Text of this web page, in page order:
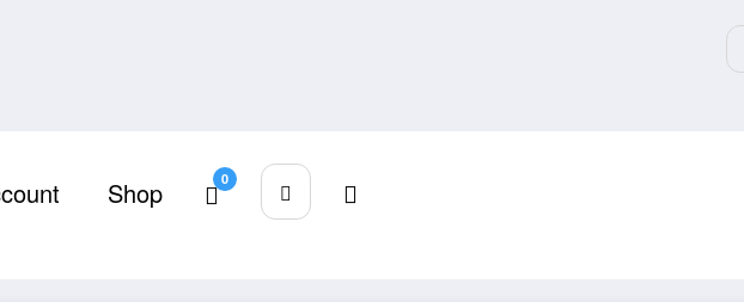
Shop 0